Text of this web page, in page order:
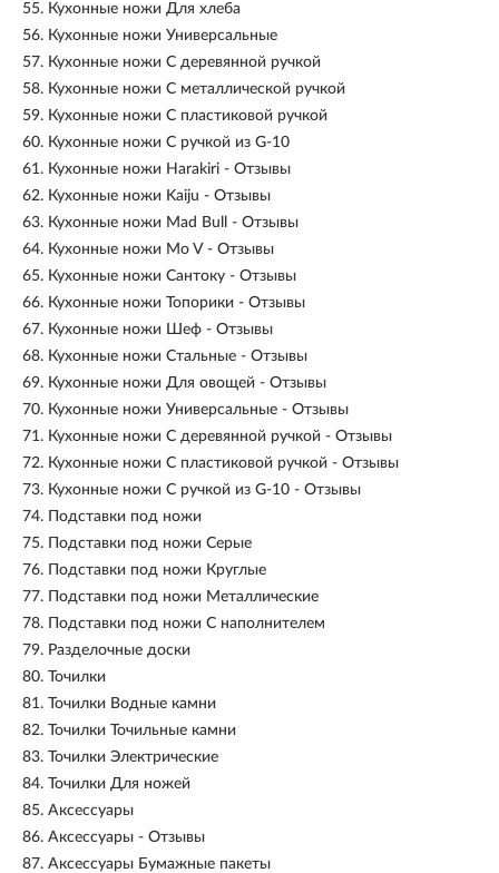
55. Кухонные ножи Для хлеба
56. Кухонные ножи Универсальные
57. Кухонные ножи С деревянной ручкой
58. Кухонные ножи С металлической ручкой
59. Кухонные ножи С пластиковой ручкой
60. Кухонные ножи С ручкой из G-10
61. Кухонные ножи Harakiri - Отзывы
62. Кухонные ножи Kaiju - Отзывы
63. Кухонные ножи Mad Bull - Отзывы
64. Кухонные ножи Mo V - Отзывы
65. Кухонные ножи Сантоку - Отзывы
66. Кухонные ножи Топорики - Отзывы
67. Кухонные ножи Шеф - Отзывы
68. Кухонные ножи Стальные - Отзывы
69. Кухонные ножи Для овощей - Отзывы
70. Кухонные ножи Универсальные - Отзывы
71. Кухонные ножи С деревянной ручкой - Отзывы
72. Кухонные ножи С пластиковой ручкой - Отзывы
73. Кухонные ножи С ручкой из G-10 - Отзывы
74.
Подставки под ножи
75.
Подставки под ножи Серые
76.
Подставки под ножи Круглые
77.
Подставки под ножи Металлические
78.
Подставки под ножи С наполнителем
79. Разделочные доски
80. Точилки
81. Точилки Водные камни
82. Точилки Точильные камни
83. Точилки Электрические
84. Точилки Для ножей
85. Аксессуары
86. Аксессуары - Отзывы
87. Аксессуары Бумажные пакеты